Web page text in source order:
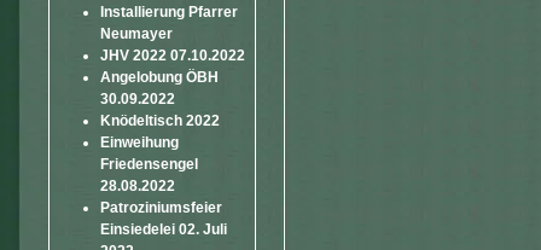
Installierung Pfarrer
Neumayer
JHV 2022 07.10.2022
Angelobung ÖBH
30.09.2022
Knödeltisch 2022
Einweihung
Friedensengel
28.08.2022
Patroziniumsfeier
Einsiedelei 02. Juli